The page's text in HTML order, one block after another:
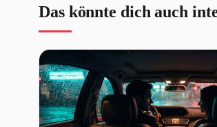
Das könnte dich auch